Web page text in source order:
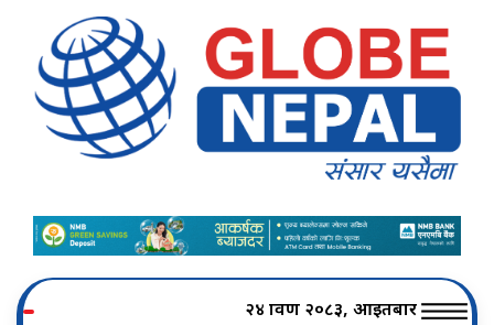
२४ श्रावण २०८३, आइतबार